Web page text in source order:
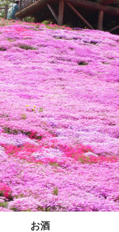
お酒